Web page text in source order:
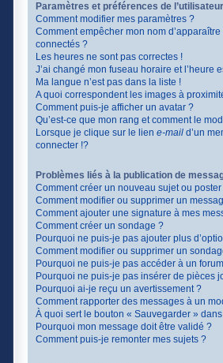
Paramètres et préférences de l’utilisateur
Comment modifier mes paramètres ?
Comment empêcher mon nom
connectés ?
Les heures ne sont pas correctes !
J’ai changé mon fuseau horaire et l’heure
Ma langue n’est pas dans la liste !
A quoi correspondent les images à
Comment puis-je afficher un avatar ?
Qu’est-ce que mon rang et comment le
Lorsque je clique sur le lien e-mail d’un
connecter !?
Problèmes liés à la publication de
Comment créer un nouveau sujet ou
Comment modifier ou supprimer un
Comment ajouter une signature à mes
Comment créer un sondage ?
Pourquoi ne puis-je pas ajouter plus
Comment modifier ou supprimer un
Pourquoi ne puis-je pas accéder à un
Pourquoi ne puis-je pas insérer de pièces
Pourquoi ai-je reçu un avertissement ?
Comment rapporter des messages à un
À quoi sert le bouton « Sauvegarder »
Pourquoi mon message doit être validé ?
Comment puis-je remonter mes sujets ?